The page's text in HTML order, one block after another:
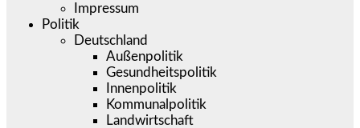
Impressum
Politik
Deutschland
Außenpolitik
Gesundheitspolitik
Innenpolitik
Kommunalpolitik
Landwirtschaft